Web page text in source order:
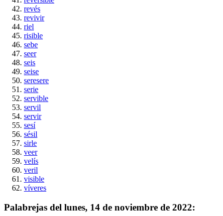
revés
revivir
riel
risible
sebe
seer
seis
seise
seresere
serie
servible
servil
servir
sesí
sésil
sirle
veer
velís
veril
visible
víveres
Palabrejas del lunes, 14 de noviembre de 2022: